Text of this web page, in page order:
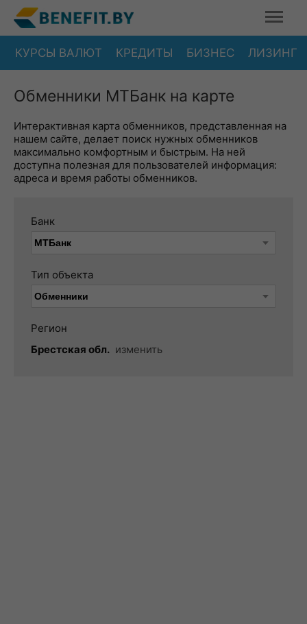
КУРСЫ ВАЛЮТ КРЕДИТЫ БИЗНЕС ЛИЗИНГ
Обменники МТБанк на карте
Интерактивная карта обменников, представленная на
нашем сайте, делает поиск нужных обменников
максимально комфортным и быстрым. На ней
доступна полезная для пользователей информация:
адреса и время работы обменников.
Банк
Тип объекта
Регион
Брестская обл. изменить